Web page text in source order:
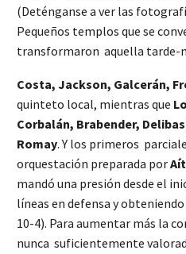
(Deténganse a ver las
Pequeños templos que se
transformaron aquella tarde-
Costa, Jackson, Galcerán,
quinteto local, mientras que
Corbalán, Brabender,
Romay. Y los primeros
orquestación preparada por
mandó una presión desde el
líneas en defensa y
10-4). Para aumentar más la
nunca suficientemente